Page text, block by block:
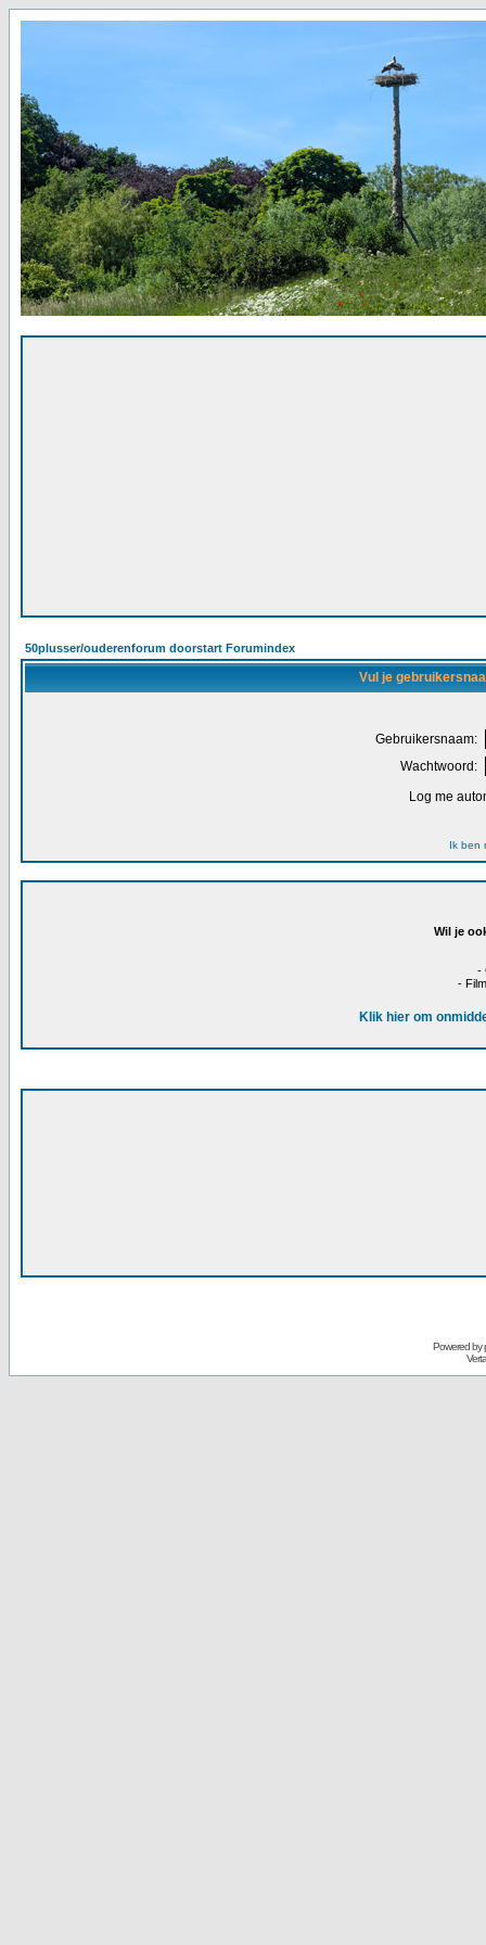
50plusser/ouderenforum doorstart Forumindex
Vul je
Gebruikersnaam:
Wachtwoord:
Log me
Ik ben
Wil je
-
-
Klik hier om
Powered by